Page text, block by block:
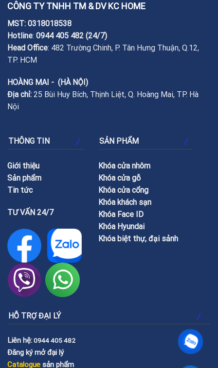
CÔNG TY TNHH TM & DV KC HOME
MST: 0318018538
Hotline: 0944 405 482 (24/7)
Head Office: 482 Trường Chinh, P. Tân Hưng Thuận, Q.12,
TP. HCM
HOÀNG MAI - (HÀ NỘI)
Địa chỉ: 25 Bùi Huy Bích, Thịnh Liệt, Q. Hoàng Mai, TP. Hà
Nội
THÔNG TIN
Giới thiệu
Sản phẩm
Tin tức
TƯ VẤN 24/7
SẢN PHẨM
Khóa cửa nhôm
Khóa cửa gỗ
Khóa cửa cổng
Khóa khách sạn
Khóa Face ID
Khóa Hyundai
Khóa biệt thự, đại sảnh
HỖ TRỢ ĐẠI LÝ
Liên hệ:0944 405 482
Đăng ký mở đại lý
Catalogue sản phẩm